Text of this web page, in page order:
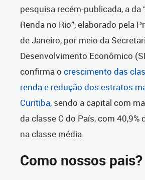
pesquisa recém-publicada, a da
Renda no Rio”, elaborado pela
de Janeiro, por meio da
Desenvolvimento Econômico
confirma o crescimento das
renda e redução dos estratos
Curitiba, sendo a capital com
da classe C do País, com 40,9%
na classe média.
Como nossos pais?